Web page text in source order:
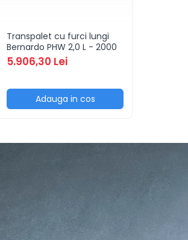
Transpalet cu furci lungi
Bernardo PHW 2,0 L - 2000
5.906,30 Lei
Adauga in cos